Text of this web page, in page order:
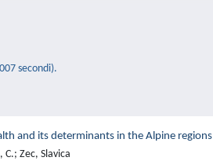
secondi).
and its determinants in the Alpine regions
Zec, Slavica